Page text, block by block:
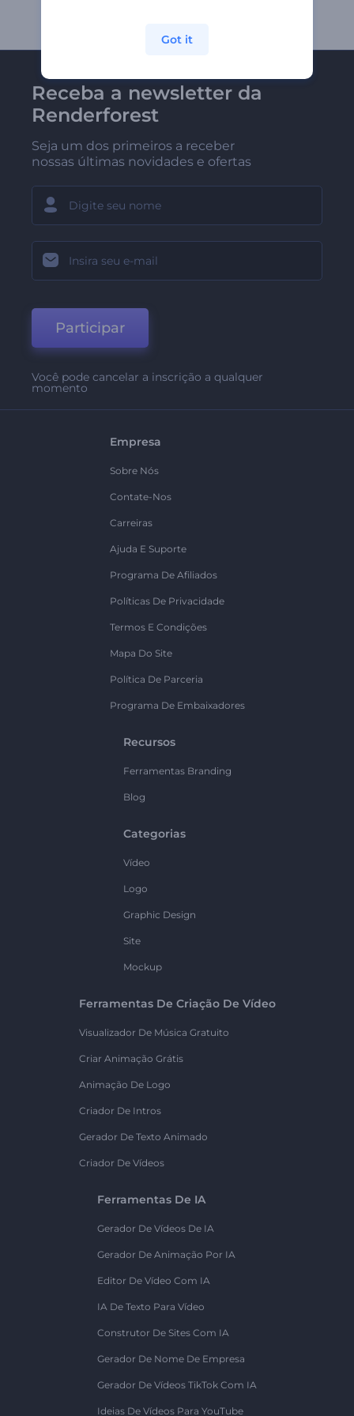
Receba a newsletter da
Renderforest
Seja um dos primeiros a receber
nossas últimas novidades e ofertas
Participar
Você pode cancelar a inscrição a qualquer
momento
Empresa
Sobre Nós
Contate-Nos
Carreiras
Ajuda E Suporte
Programa De Afiliados
Políticas De Privacidade
Termos E Condições
Mapa Do Site
Política De Parceria
Programa De Embaixadores
Recursos
Ferramentas Branding
Blog
Categorias
Vídeo
Logo
Graphic Design
Site
Mockup
Ferramentas De Criação De Vídeo
Visualizador De Música Gratuito
Criar Animação Grátis
Animação De Logo
Criador De Intros
Gerador De Texto Animado
Criador De Vídeos
Ferramentas De IA
Gerador De Vídeos De IA
Gerador De Animação Por IA
Editor De Vídeo Com IA
IA De Texto Para Vídeo
Construtor De Sites Com IA
Gerador De Nome De Empresa
Gerador De Vídeos TikTok Com IA
Ideias De Vídeos Para YouTube
Got it